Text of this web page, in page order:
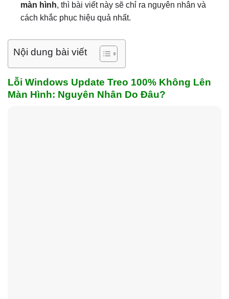
màn hình, thì bài viết này sẽ chỉ ra nguyên nhân và
cách khắc phục hiệu quả nhất.
Nội dung bài viết
Lỗi Windows Update Treo 100% Không Lên
Màn Hình: Nguyên Nhân Do Đâu?